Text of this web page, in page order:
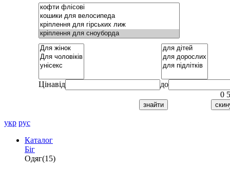
Цінавід
до
0
укр рус
Каталог
Біг
Одяг(15)